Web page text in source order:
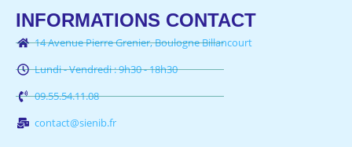
INFORMATIONS CONTACT
14 Avenue Pierre Grenier, Boulogne Billancourt
Lundi - Vendredi : 9h30 - 18h30
09.55.54.11.08
contact@sienib.fr